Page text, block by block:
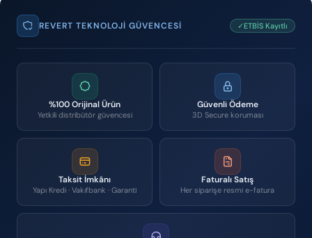
REVERT TEKNOLOJI GÜVENCESI ✓ETBİS Kayıtlı
%100 Orijinal Ürün
Yetkili distribütör güvencesi
Güvenli Ödeme
3D Secure koruması
Taksit İmkânı
Yapı Kredi · Vakıfbank · Garanti
Faturalı Satış
Her siparişe resmi e-fatura